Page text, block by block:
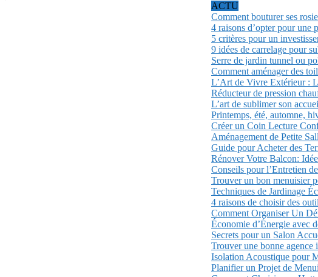
ACTU
Comment bouturer ses
4 raisons d’opter pour une
5 critères pour un
9 idées de carrelage pour
Serre de jardin tunnel ou
Comment aménager des
L’Art de Vivre Extérieur :
Réducteur de pression
L’art de sublimer son
Printemps, été, automne,
Créer un Coin Lecture
Aménagement de Petite
Guide pour Acheter des
Rénover Votre Balcon:
Conseils pour l’Entretien
Trouver un bon menuisier
Techniques de Jardinage
4 raisons de choisir des
Comment Organiser Un
Économie d’Énergie avec
Secrets pour un Salon
Trouver une bonne
Isolation Acoustique pour
Planifier un Projet de